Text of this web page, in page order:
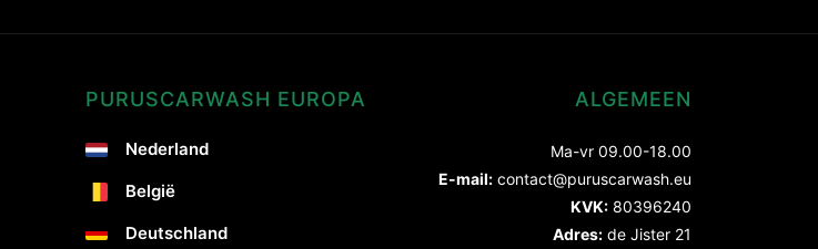
PURUSCARWASH EUROPA
Nederland
België
Deutschland
ALGEMEEN
Ma-vr 09.00-18.00
E-mail: contact@puruscarwash.eu
KVK: 80396240
Adres: de Jister 21